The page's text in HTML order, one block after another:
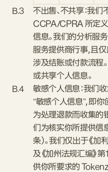
B.3
不出售、不共享：我
CCPA/CPRA 所定
信息。我们的分析服
服务提供商行事，且
涉及结账或付款流程
或共享个人信息。
B.4
敏感个人信息：我们
“敏感个人信息”，即你
为处理退款而收集的
们为核实你所提供信
条）。我们仅出于《
及《加州法规汇编》
供你所要求的 Tokenz